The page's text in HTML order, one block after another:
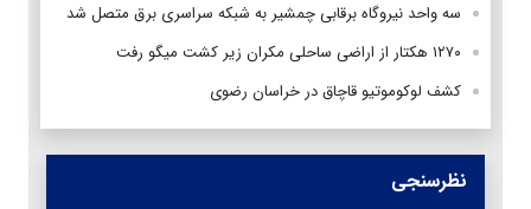
سه واحد نیروگاه برقابی چمشیر به شبکه سراسری برق متصل شد
۱۲۷۰ هکتار از اراضی ساحلی مکران زیر کشت میگو رفت
کشف لوکوموتیو قاچاق در خراسان رضوی
نظرسنجی